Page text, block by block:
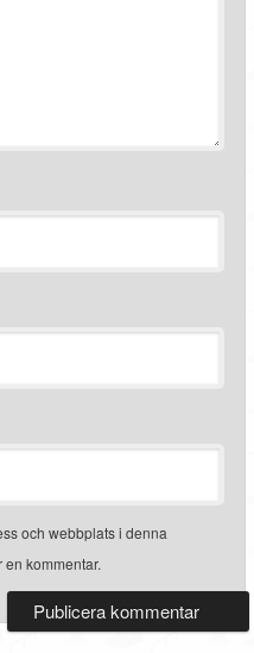
och webbplats i denna
kommentar.